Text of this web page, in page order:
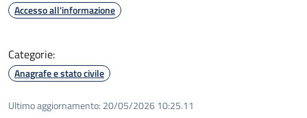
Accesso all'informazione
Categorie:
Anagrafe e stato civile
Ultimo aggiornamento: 20/05/2026 10:25.11